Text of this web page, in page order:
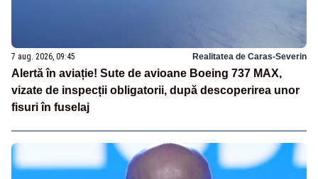
7 aug. 2026, 09:45 Realitatea de Caras-Severin
Alertă în aviație! Sute de avioane Boeing 737 MAX,
vizate de inspecții obligatorii, după descoperirea unor
fisuri în fuselaj